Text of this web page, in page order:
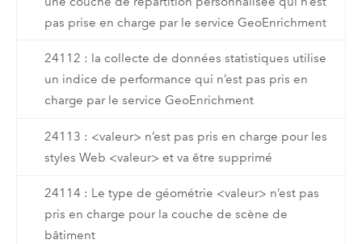
pas prise en charge par le service GeoEnrichment
24112 : la collecte de données statistiques utilise
un indice de performance qui n’est pas pris en
charge par le service GeoEnrichment
24113 : <valeur> n’est pas pris en charge pour les
styles Web <valeur> et va être supprimé
24114 : Le type de géométrie <valeur> n’est pas
pris en charge pour la couche de scène de
bâtiment